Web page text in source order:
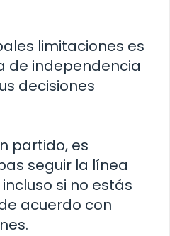
limitaciones es
de independencia
decisiones
partido, es
seguir la línea
si no estás
acuerdo con